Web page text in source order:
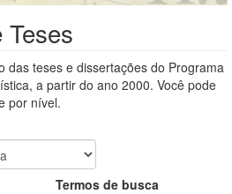
das teses e dissertações do Programa
a partir do ano 2000. Você pode
por nível.
Termos de busca